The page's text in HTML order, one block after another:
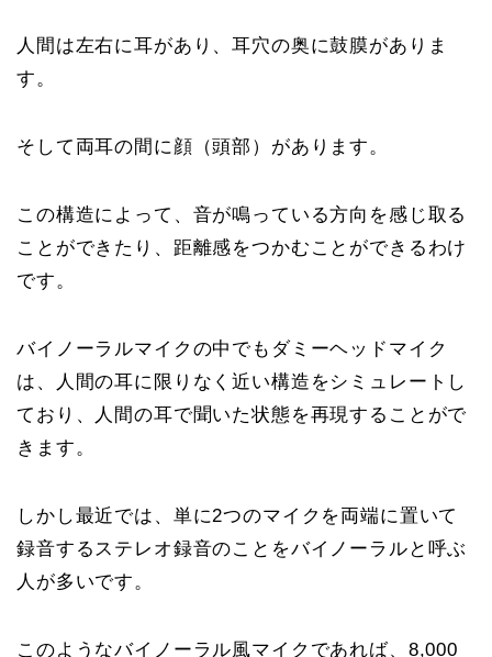
人間は左右に耳があり、耳穴の奥に鼓膜がありま
す。
そして両耳の間に顔（頭部）があります。
この構造によって、音が鳴っている方向を感じ取る
ことができたり、距離感をつかむことができるわけ
です。
バイノーラルマイクの中でもダミーヘッドマイク
は、人間の耳に限りなく近い構造をシミュレートし
ており、人間の耳で聞いた状態を再現することがで
きます。
しかし最近では、単に2つのマイクを両端に置いて
録音するステレオ録音のことをバイノーラルと呼ぶ
人が多いです。
このようなバイノーラル風マイクであれば、8,000